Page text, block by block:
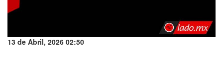
13 de Abril, 2026 02:50